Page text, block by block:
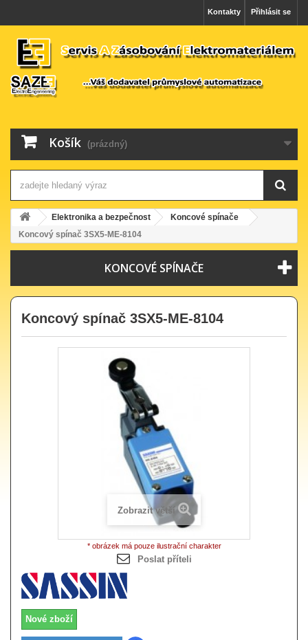
Přihlásit se
Kontakty
Košík (prázdný)
Elektronika a bezpečnost
Koncové spínače
Koncový spínač 3SX5-ME-8104
KONCOVÉ SPÍNAČE
Koncový spínač 3SX5-ME-8104
Zobrazit větší
* obrázek má pouze ilustrační charakter
Poslat příteli
Nové zboží